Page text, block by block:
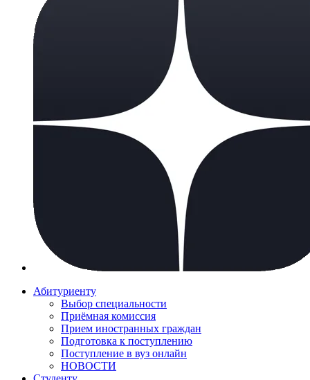
Абитуриенту
Выбор специальности
Приёмная комиссия
Прием иностранных граждан
Подготовка к поступлению
Поступление в вуз онлайн
НОВОСТИ